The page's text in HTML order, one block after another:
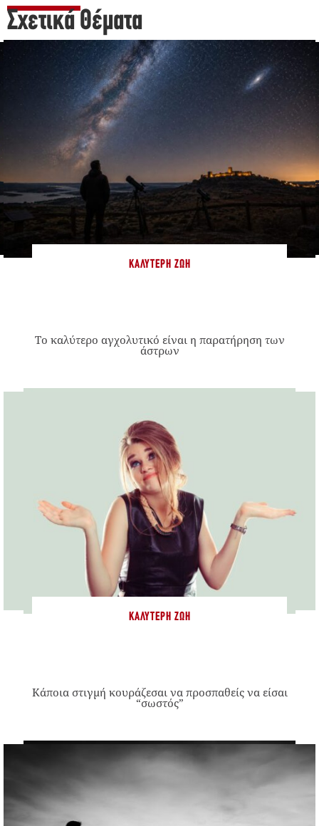
Σχετικά Θέματα
ΚΑΛΎΤΕΡΗ ΖΩΉ
Το καλύτερο αγχολυτικό είναι η παρατήρηση των
άστρων
ΚΑΛΎΤΕΡΗ ΖΩΉ
Κάποια στιγμή κουράζεσαι να προσπαθείς να είσαι
“σωστός”